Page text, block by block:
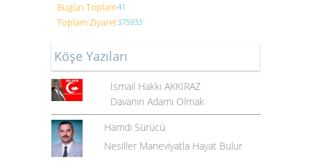
Bugün Toplam41
Toplam Ziyaret375933
Köşe Yazıları
İsmail Hakkı AKKİRAZ
Davanın Adamı Olmak
Hamdi Sürücü
Nesiller Maneviyatla Hayat Bulur